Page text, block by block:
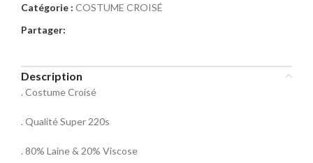
Sélectionnez la taille pour le produit
Taille Costume
46
Catégorie : COSTUME CROISÉ
Partager:
Description
. Costume Croisé
. Qualité Super 220s
. 80% Laine & 20% Viscose